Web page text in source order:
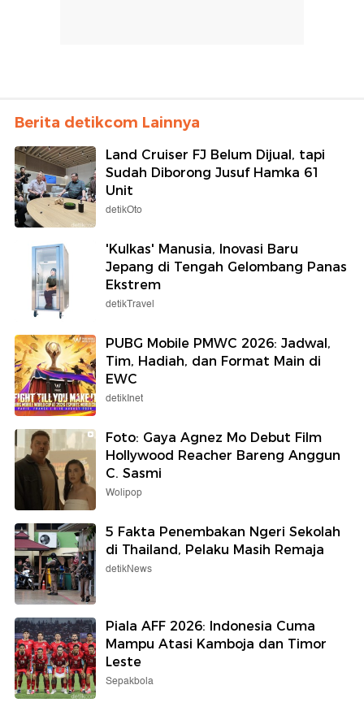
Berita detikcom Lainnya
Land Cruiser FJ Belum Dijual, tapi
Sudah Diborong Jusuf Hamka 61
Unit
detikOto
'Kulkas' Manusia, Inovasi Baru
Jepang di Tengah Gelombang Panas
Ekstrem
detikTravel
PUBG Mobile PMWC 2026: Jadwal,
Tim, Hadiah, dan Format Main di
EWC
detikInet
Foto: Gaya Agnez Mo Debut Film
Hollywood Reacher Bareng Anggun
C. Sasmi
Wolipop
5 Fakta Penembakan Ngeri Sekolah
di Thailand, Pelaku Masih Remaja
detikNews
Piala AFF 2026: Indonesia Cuma
Mampu Atasi Kamboja dan Timor
Leste
Sepakbola